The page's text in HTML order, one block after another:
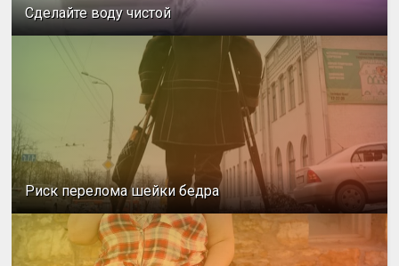
Сделайте воду чистой
Риск перелома шейки бедра